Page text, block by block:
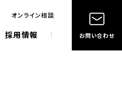
採用情報
オンライン相談
お問い合わせ